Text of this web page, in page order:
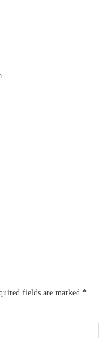
fields are marked *